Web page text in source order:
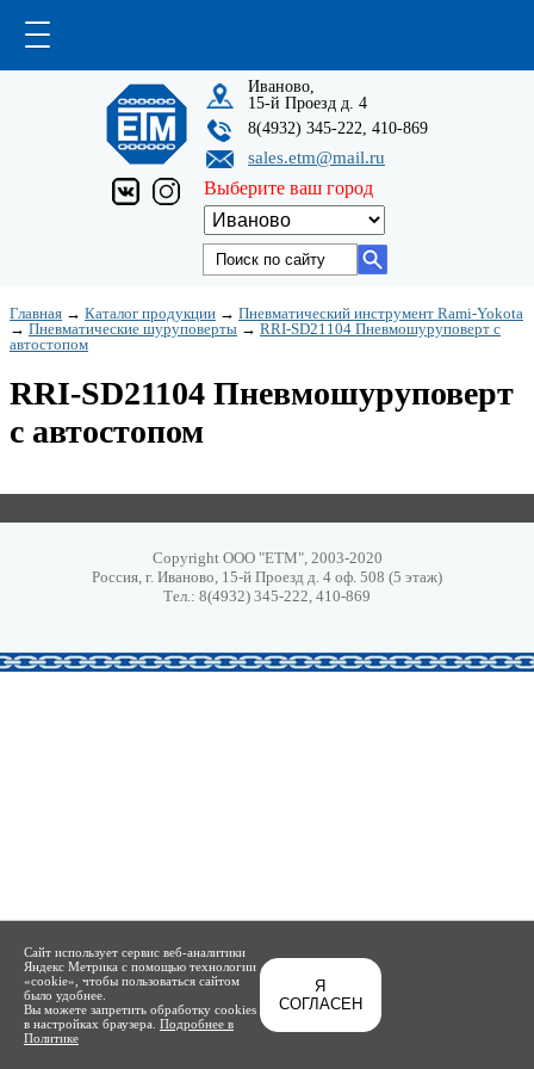
Иваново,
15-й Проезд д. 4
8(4932) 345-222, 410-869
sales.etm@mail.ru
Выберите ваш город
Главная → Каталог продукции → Пневматический инструмент Rami-Yokota
→ Пневматические шуруповерты → RRI-SD21104 Пневмошуруповерт с
автостопом
RRI-SD21104 Пневмошуруповерт
с автостопом
Copyright ООО "ЕТМ", 2003-2020
Россия, г. Иваново, 15-й Проезд д. 4 оф. 508 (5 этаж)
Тел.: 8(4932) 345-222, 410-869
Сайт использует сервис веб-аналитики
Яндекс Метрика с помощью технологии
«cookie», чтобы пользоваться сайтом
было удобнее.
Вы можете запретить обработку cookies
в настройках браузера. Подробнее в
Политике
Я
СОГЛАСЕН